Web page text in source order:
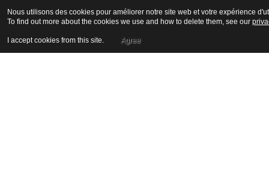
Nous utilisons des cookies pour améliorer notre site web et votre expérience
To find out more about the cookies we use and how to delete them, see our
I accept cookies from this site. Agree